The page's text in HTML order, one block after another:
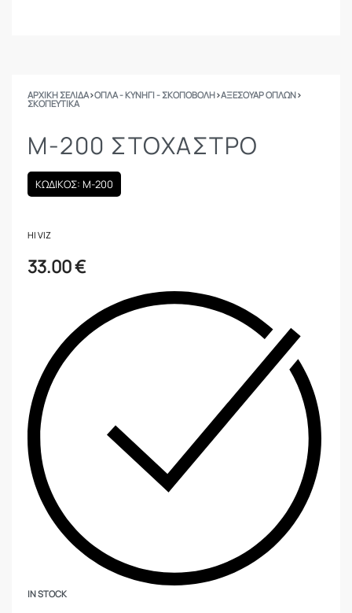
ΑΡΧΙΚΉ ΣΕΛΊΔΑ›ΟΠΛΑ - ΚΥΝΗΓΙ - ΣΚΟΠΟΒΟΛΗ›ΑΞΕΣΟΥΑΡ ΟΠΛΩΝ›
ΣΚΟΠΕΥΤΙΚΆ
M-200 ΣΤΟΧΑΣΤΡΟ
ΚΩΔΙΚΟΣ: M-200
HI VIZ
33.00€
IN STOCK